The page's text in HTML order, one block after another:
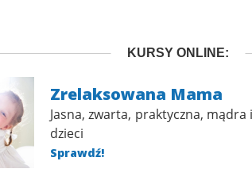
KURSY ONLINE:
Zrelaksowana Mama
Jasna, zwarta, praktyczna,
dzieci
Sprawdź!